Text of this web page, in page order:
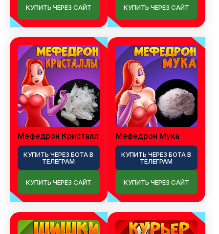
КУПИТЬ ЧЕРЕЗ САЙТ КУПИТЬ ЧЕРЕЗ САЙТ
Мефедрон Кристалл
КУПИТЬ ЧЕРЕЗ БОТА В
ТЕЛЕГРАМ
КУПИТЬ ЧЕРЕЗ САЙТ
Мефедрон Мука
КУПИТЬ ЧЕРЕЗ БОТА В
ТЕЛЕГРАМ
КУПИТЬ ЧЕРЕЗ САЙТ